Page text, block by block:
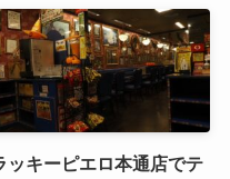
ッキーピエロ本通店でテ